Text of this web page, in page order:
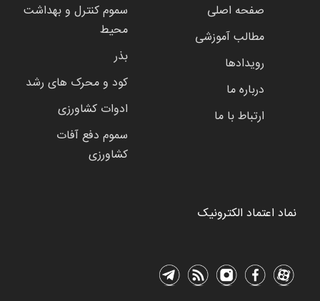
صفحه اصلی
مطالب آموزشی
رویدادها
درباره ما
ارتباط با ما
سموم کنترل و بهداشت
محیط
بذر
کود و محرک های رشد
ادوات کشاورزی
سموم دفع آفات
کشاورزی
نماد اعتماد الکترونیک